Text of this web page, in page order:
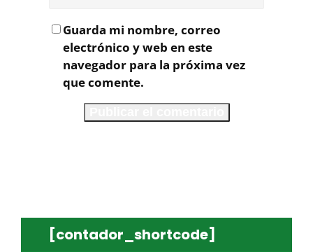
Guarda mi nombre, correo
electrónico y web en este
navegador para la próxima vez
que comente.
[contador_shortcode]